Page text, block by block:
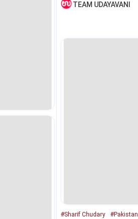
TEAM UDAYAVANI
#Sharif Chudary #Pakistan